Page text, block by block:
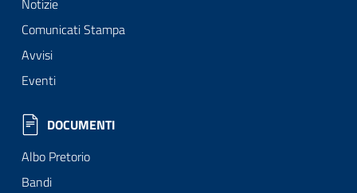
Notizie
Comunicati Stampa
Avvisi
Eventi
DOCUMENTI
Albo Pretorio
Bandi